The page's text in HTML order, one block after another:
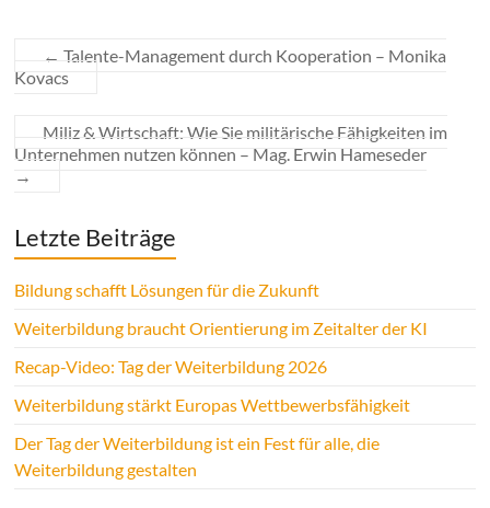
← Talente-Management durch Kooperation – Monika
Kovacs
Miliz & Wirtschaft: Wie Sie militärische Fähigkeiten im
Unternehmen nutzen können – Mag. Erwin Hameseder
→
Letzte Beiträge
Bildung schafft Lösungen für die Zukunft
Weiterbildung braucht Orientierung im Zeitalter der KI
Recap-Video: Tag der Weiterbildung 2026
Weiterbildung stärkt Europas Wettbewerbsfähigkeit
Der Tag der Weiterbildung ist ein Fest für alle, die
Weiterbildung gestalten